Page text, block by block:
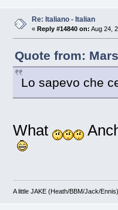
Re: Italiano - Italian
« Reply #14840 on: Aug 24,
Quote from:
Lo sapevo che
What
A little JAKE (Heath/BBM/Jack/